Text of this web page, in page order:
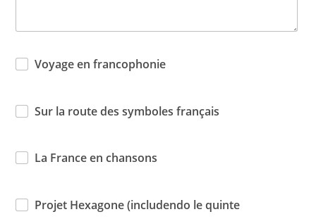
Voyage en francophonie
Sur la route des symboles français
La France en chansons
Projet Hexagone (includendo le quinte